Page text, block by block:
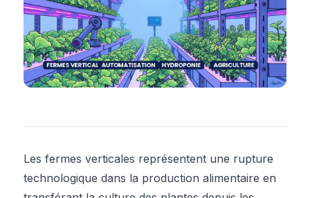
Les fermes verticales représentent une rupture
technologique dans la production alimentaire en